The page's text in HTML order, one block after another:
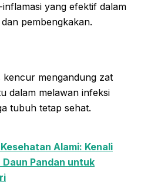
yang efektif dalam
pembengkakan.
mengandung zat
dalam melawan infeksi
tubuh tetap sehat.
Alami: Kenali
Pandan untuk